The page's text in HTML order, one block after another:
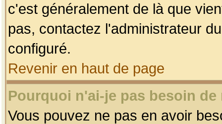
c'est généralement de là que
pas, contactez l'administrateur
configuré.
Revenir en haut de page
Pourquoi n'ai-je pas besoin
Vous pouvez ne pas en avoir